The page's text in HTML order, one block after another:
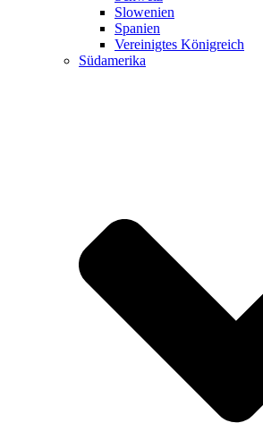
Slowenien
Spanien
Vereinigtes Königreich
Südamerika